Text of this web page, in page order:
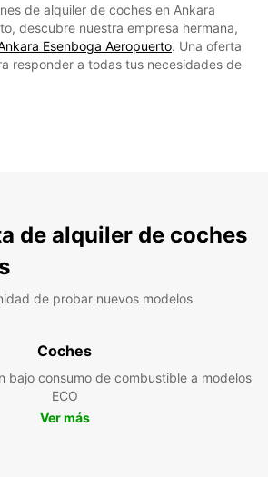
de alquiler de coches en Ankara
descubre nuestra empresa hermana,
Esenboga Aeropuerto. Una oferta
responder a todas tus necesidades de
de alquiler de coches
de probar nuevos modelos
Coches
bajo consumo de combustible a modelos
ECO
Ver más